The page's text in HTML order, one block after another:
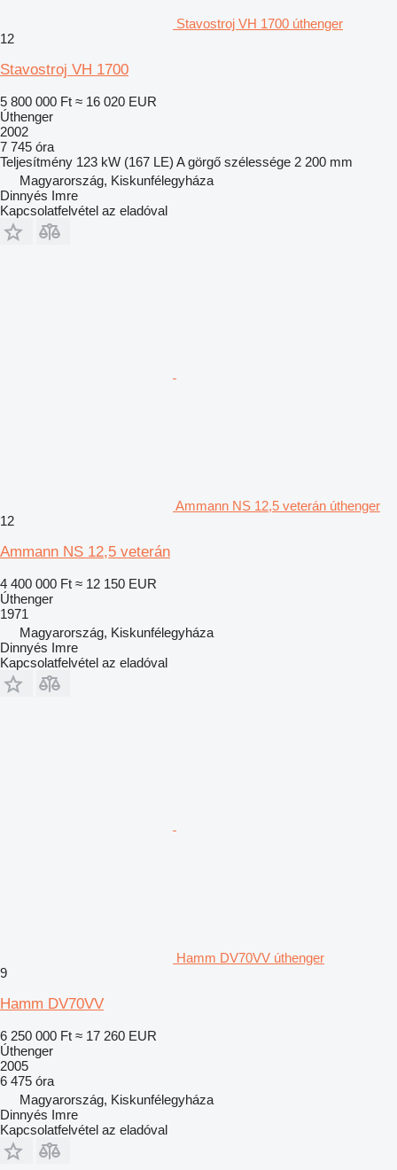
Stavostroj VH 1700 úthenger
12
Stavostroj VH 1700
5 800 000 Ft ≈ 16 020 EUR
Úthenger
2002
7 745 óra
Teljesítmény 123 kW (167 LE) A görgő szélessége 2 200 mm
Magyarország, Kiskunfélegyháza
Dinnyés Imre
Kapcsolatfelvétel az eladóval
Ammann NS 12,5 veterán úthenger
12
Ammann NS 12,5 veterán
4 400 000 Ft ≈ 12 150 EUR
Úthenger
1971
Magyarország, Kiskunfélegyháza
Dinnyés Imre
Kapcsolatfelvétel az eladóval
Hamm DV70VV úthenger
9
Hamm DV70VV
6 250 000 Ft ≈ 17 260 EUR
Úthenger
2005
6 475 óra
Magyarország, Kiskunfélegyháza
Dinnyés Imre
Kapcsolatfelvétel az eladóval